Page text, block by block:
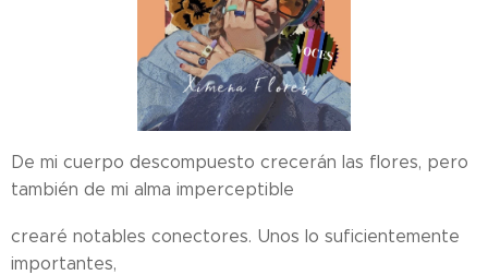
De mi cuerpo descompuesto crecerán las flores, pero
también de mi alma imperceptible
crearé notables conectores. Unos lo suficientemente
importantes,